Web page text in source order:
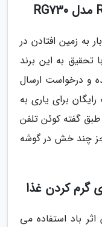
به زمین افتادن در
تحقیق به این برند
و درخواست ارسال
برای یاری به
گفته کوئن تلفن
جز چند خش در گوشه
گرم کردن غذا
باد استفاده می